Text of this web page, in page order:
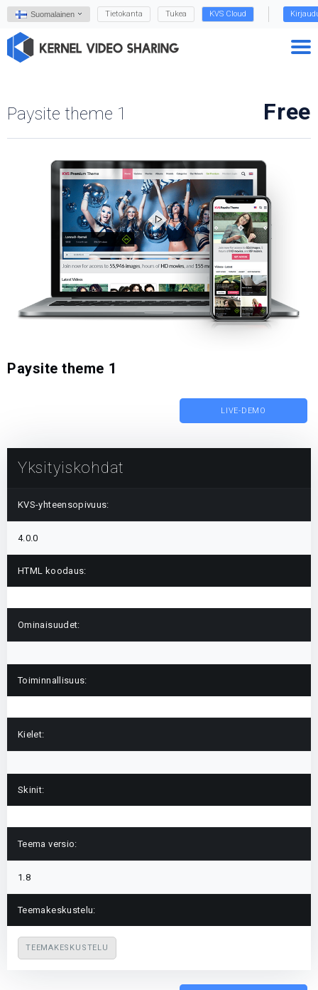
Suomalainen Tietokanta Tukea KVS Cloud
Paysite theme 1 Free
Paysite theme 1
LIVE-DEMO
Yksityiskohdat
KVS-yhteensopivuus:
4.0.0
HTML koodaus:
Ominaisuudet:
Toiminnallisuus:
Kielet:
Skinit:
Teema versio:
1.8
Teemakeskustelu:
TEEMAKESKUSTELU